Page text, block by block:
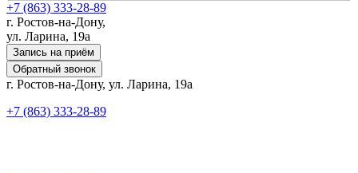
+7 (863) 333-28-89
г. Ростов-на-Дону,
ул. Ларина, 19а
Запись на приём
Обратный звонок
г. Ростов-на-Дону, ул. Ларина, 19а
+7 (863) 333-28-89